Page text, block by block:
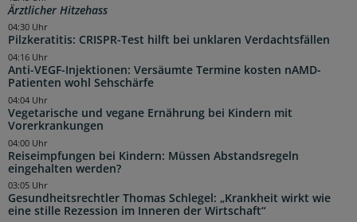
Ärztlicher Hitzehass
Pilzkeratitis: CRISPR-Test hilft bei unklaren Verdachtsfällen
04:30 Uhr
Anti-VEGF-Injektionen: Versäumte Termine kosten nAMD-
Patienten wohl Sehschärfe
04:16 Uhr
Vegetarische und vegane Ernährung bei Kindern mit
Vorerkrankungen
04:04 Uhr
Reiseimpfungen bei Kindern: Müssen Abstandsregeln
eingehalten werden?
04:00 Uhr
Gesundheitsrechtler Thomas Schlegel: „Krankheit wirkt wie
eine stille Rezession im Inneren der Wirtschaft“
03:05 Uhr